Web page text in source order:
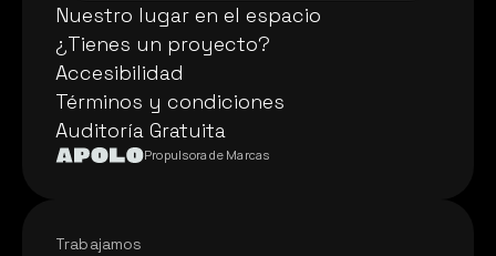
Trabajamos
Nuestro lugar en el espacio
Nuestro lugar en el espacio
¿Tienes un proyecto?
¿Tienes un proyecto?
Accesibilidad
Accesibilidad
Términos y condiciones
Términos y condiciones
Auditoría Gratuita
Auditoría Gratuita
Propulsora de Marcas